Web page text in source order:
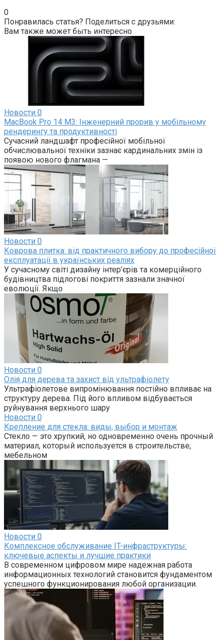
0
Понравилась статья? Поделиться с друзьями:
Вам также может быть интересно
Новости 0
MacBook Pro 14 M3: Інженерний прорив у мобільному
рендерингу та продуктивності
Сучасний ландшафт професійної мобільної
обчислювальної техніки зазнає кардинальних змін із
появою нового флагмана —
Новости 0
Коврова плитка: від практичного вибору до професійної
експлуатації в українських реаліях
У сучасному світі дизайну інтер’єрів та комерційного
будівництва підлогові покриття зазнали значної
еволюції. Якщо
Новости 0
Олія для дерева та захист від ультрафіолету
Ультрафіолетове випромінювання постійно впливає на
структуру дерева. Під його впливом відбувається
руйнування верхнього шару
Новости 0
Крепление для стекла: виды, выбор и монтаж
Стекло — это хрупкий, но одновременно очень прочный
материал, который используется в строительстве,
мебельном
Новости 0
Комплексное обслуживание IT-инфраструктуры:
ключевые аспекты и лучшие практики
В современном цифровом мире надежная работа
информационных технологий становится фундаментом
успешного функционирования любой организации.